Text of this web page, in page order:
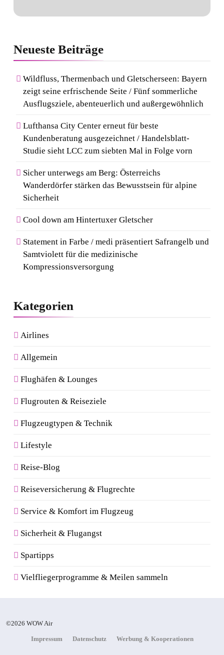
Neueste Beiträge
Wildfluss, Thermenbach und Gletscherseen: Bayern
zeigt seine erfrischende Seite / Fünf sommerliche
Ausflugsziele, abenteuerlich und außergewöhnlich
Lufthansa City Center erneut für beste
Kundenberatung ausgezeichnet / Handelsblatt-
Studie sieht LCC zum siebten Mal in Folge vorn
Sicher unterwegs am Berg: Österreichs
Wanderdörfer stärken das Bewusstsein für alpine
Sicherheit
Cool down am Hintertuxer Gletscher
Statement in Farbe / medi präsentiert Safrangelb und
Samtviolett für die medizinische
Kompressionsversorgung
Kategorien
Airlines
Allgemein
Flughäfen & Lounges
Flugrouten & Reiseziele
Flugzeugtypen & Technik
Lifestyle
Reise-Blog
Reiseversicherung & Flugrechte
Service & Komfort im Flugzeug
Sicherheit & Flugangst
Spartipps
Vielfliegerprogramme & Meilen sammeln
©2026 WOW Air
Impressum Datenschutz Werbung & Kooperationen